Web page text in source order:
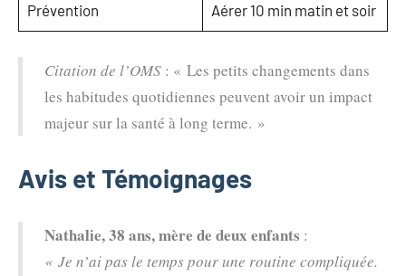
Prévention Aérer 10 min matin et soir
Citation de l’OMS : « Les petits changements dans
les habitudes quotidiennes peuvent avoir un impact
majeur sur la santé à long terme. »
Avis et Témoignages
Nathalie, 38 ans, mère de deux enfants :
« Je n’ai pas le temps pour une routine compliquée.